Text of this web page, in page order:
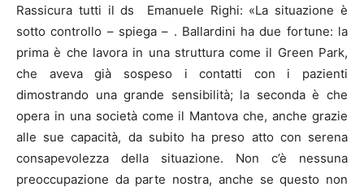
Rassicura tutti il ds Emanuele Righi: «La situazione è
sotto controllo – spiega – . Ballardini ha due fortune: la
prima è che lavora in una struttura come il Green Park,
che aveva già sospeso i contatti con i pazienti
dimostrando una grande sensibilità; la seconda è che
opera in una società come il Mantova che, anche grazie
alle sue capacità, da subito ha preso atto con serena
consapevolezza della situazione. Non c’è nessuna
preoccupazione da parte nostra, anche se questo non